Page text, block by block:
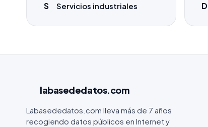
S Servicios industriales D
labasededatos.com
Labasededatos.com lleva más de 7 años
recogiendo datos públicos en Internet y